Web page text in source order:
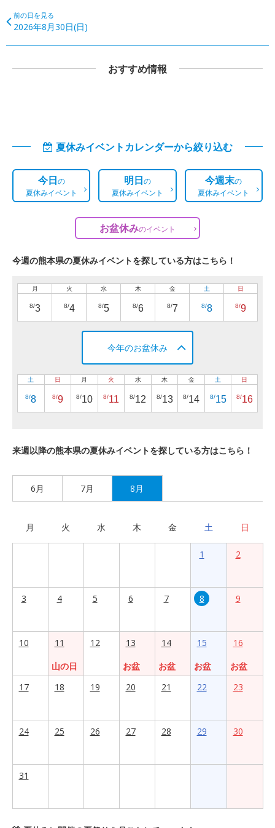
前の日を見る
2026年8月30日(日)
おすすめ情報
夏休みイベントカレンダーから絞り込む
今日の
夏休みイベント
明日の
夏休みイベント
今週末の
夏休みイベント
お盆休みのイベント
今週の熊本県の夏休みイベントを探している方はこちら！
月
8/3
火
8/4
水
8/5
木
8/6
金
8/7
土
8/8
日
8/9
今年のお盆休み
土
8/8
日
8/9
月
8/10
火
8/11
水
8/12
木
8/13
金
8/14
土
8/15
日
8/16
来週以降の熊本県の夏休みイベントを探している方はこちら！
6月 7月 8月
月 火 水 木 金 土 日
1 2
3 4 5 6 7 8 9
10
11
山の日
12
13
お盆
14
お盆
15
お盆
16
お盆
17
18 19 20 21 22 23
24 25 26 27 28 29 30
31